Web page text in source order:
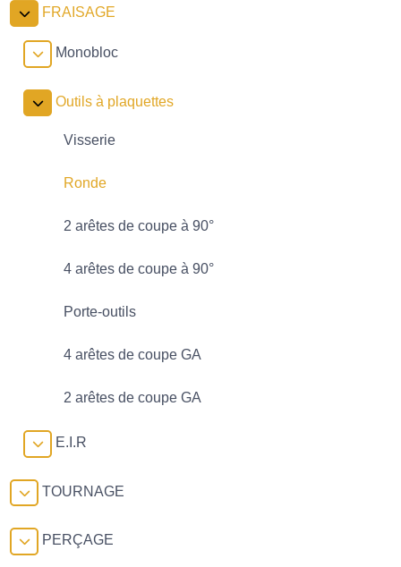
FRAISAGE
Monobloc
Outils à plaquettes
Visserie
Ronde
2 arêtes de coupe à 90°
4 arêtes de coupe à 90°
Porte-outils
4 arêtes de coupe GA
2 arêtes de coupe GA
E.I.R
TOURNAGE
PERÇAGE